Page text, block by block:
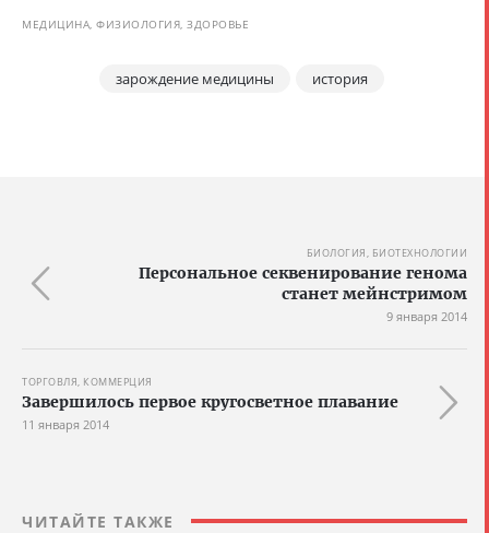
МЕДИЦИНА, ФИЗИОЛОГИЯ, ЗДОРОВЬЕ
зарождение медицины история
БИОЛОГИЯ, БИОТЕХНОЛОГИИ
Персональное секвенирование генома
станет мейнстримом
9 января 2014
ТОРГОВЛЯ, КОММЕРЦИЯ
Завершилось первое кругосветное плавание
11 января 2014
ЧИТАЙТЕ ТАКЖЕ